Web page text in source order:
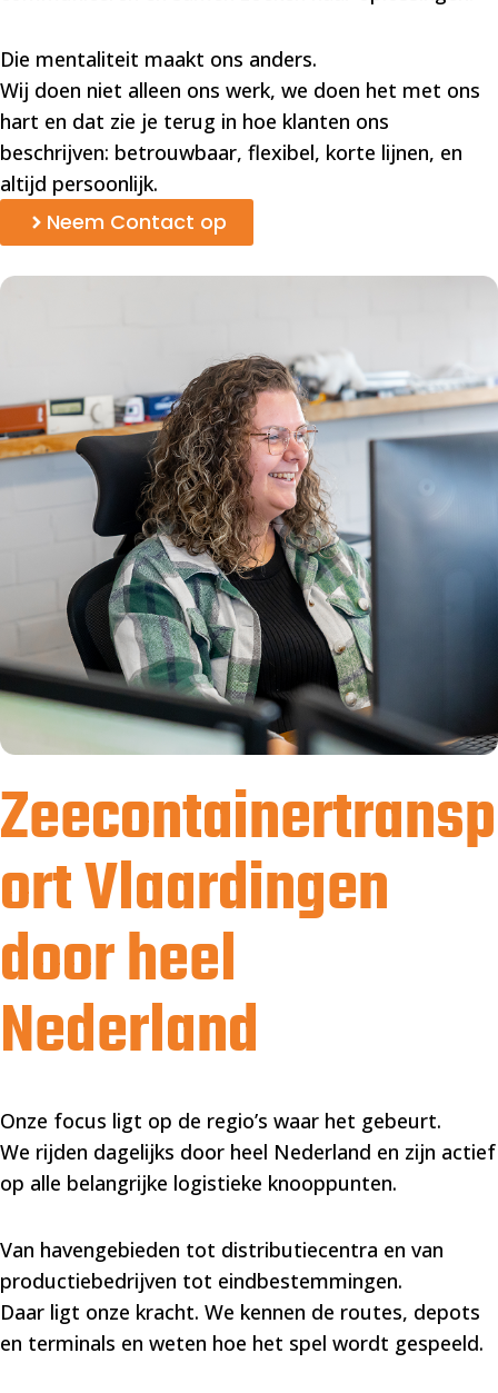
Die mentaliteit maakt ons anders.
Wij doen niet alleen ons werk, we doen het met ons
hart en dat zie je terug in hoe klanten ons
beschrijven: betrouwbaar, flexibel, korte lijnen, en
altijd persoonlijk.
Neem Contact op
Zeecontainertransp
ort Vlaardingen
door heel
Nederland
Onze focus ligt op de regio’s waar het gebeurt.
We rijden dagelijks door heel Nederland en zijn actief
op alle belangrijke logistieke knooppunten.
Van havengebieden tot distributiecentra en van
productiebedrijven tot eindbestemmingen.
Daar ligt onze kracht. We kennen de routes, depots
en terminals en weten hoe het spel wordt gespeeld.